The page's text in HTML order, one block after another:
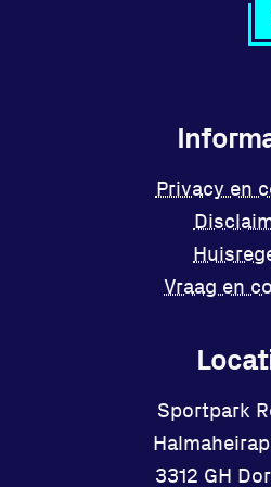
Sportpark
3312 GH
Privacy en
Vraag en